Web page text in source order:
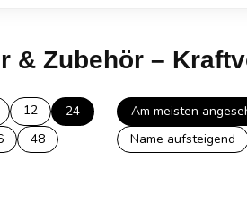
& Zubehör –
12
24
48
Am meisten
Name aufsteigend